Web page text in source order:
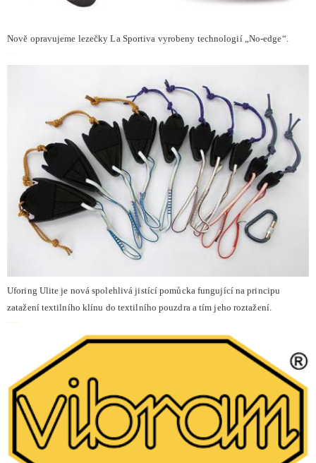
Nově opravujeme lezečky La Sportiva vyrobeny technologií „No-edge“.
Uforing Ulite je nová spolehlivá jistící pomůcka fungující na principu
zatažení textilního klínu do textilního pouzdra a tím jeho roztažení.